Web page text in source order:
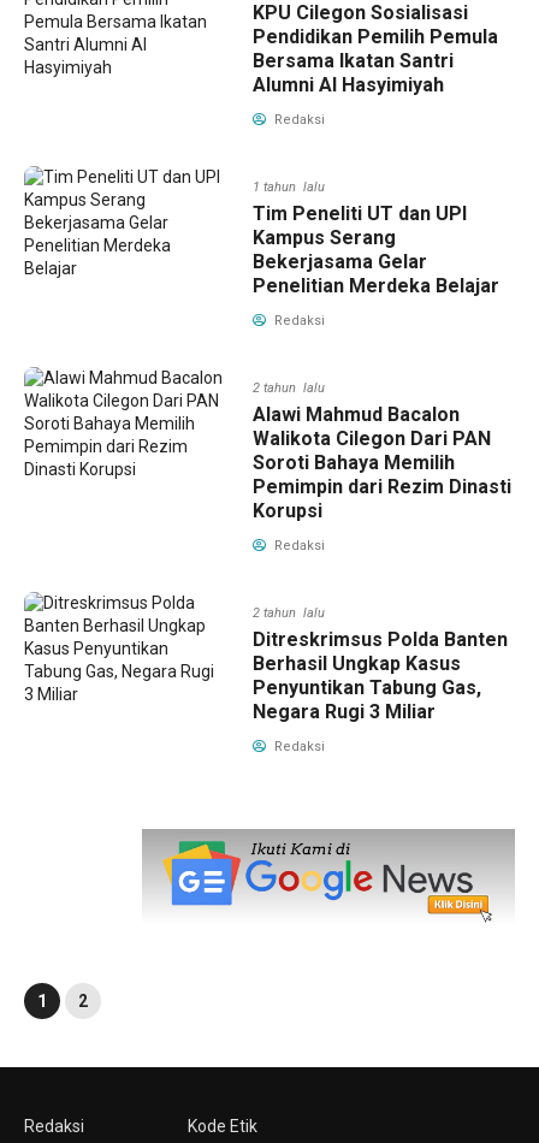
KPU Cilegon Sosialisasi
Pendidikan Pemilih Pemula
Bersama Ikatan Santri
Alumni Al Hasyimiyah
Redaksi
1 tahun lalu
Tim Peneliti UT dan UPI
Kampus Serang
Bekerjasama Gelar
Penelitian Merdeka Belajar
Redaksi
2 tahun lalu
Alawi Mahmud Bacalon
Walikota Cilegon Dari PAN
Soroti Bahaya Memilih
Pemimpin dari Rezim Dinasti
Korupsi
Redaksi
2 tahun lalu
Ditreskrimsus Polda Banten
Berhasil Ungkap Kasus
Penyuntikan Tabung Gas,
Negara Rugi 3 Miliar
Redaksi
1 2
Redaksi
Kode Etik